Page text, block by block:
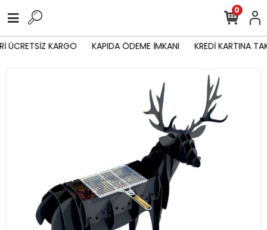
ÜCRETSİZ KARGO KAPIDA ÖDEME İMKANI KREDİ KARTINA
0